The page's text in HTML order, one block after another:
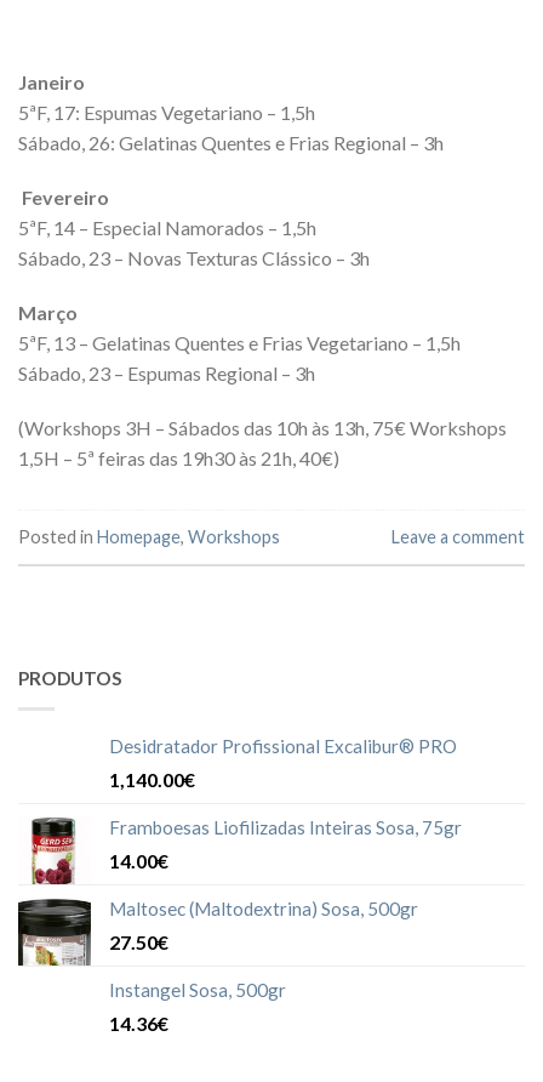
Janeiro
5ªF, 17: Espumas Vegetariano – 1,5h
Sábado, 26: Gelatinas Quentes e Frias Regional – 3h
Fevereiro
5ªF, 14 – Especial Namorados – 1,5h
Sábado, 23 – Novas Texturas Clássico – 3h
Março
5ªF, 13 – Gelatinas Quentes e Frias Vegetariano – 1,5h
Sábado, 23 – Espumas Regional – 3h
(Workshops 3H – Sábados das 10h às 13h, 75€ Workshops
1,5H – 5ª feiras das 19h30 às 21h, 40€)
Posted in Homepage, Workshops Leave a comment
PRODUTOS
Desidratador Profissional Excalibur® PRO
1,140.00€
Framboesas Liofilizadas Inteiras Sosa, 75gr
14.00€
Maltosec (Maltodextrina) Sosa, 500gr
27.50€
Instangel Sosa, 500gr
14.36€